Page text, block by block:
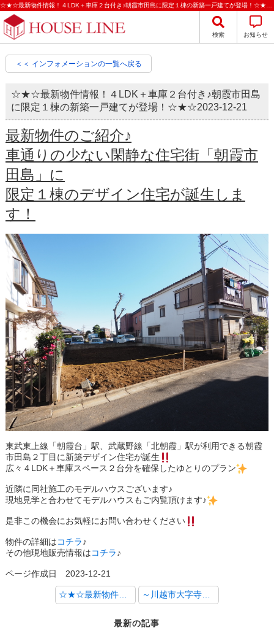
検索 お知らせ
＜＜ インフォメーションの一覧へ戻る
☆★☆最新物件情報！４LDK＋車庫２台付き♪朝霞市田島
に限定１棟の新築一戸建てが登場！☆★☆2023-12-21
最新物件のご紹介♪
車通りの少ない閑静な住宅街「朝霞市
田島」に
限定１棟のデザイン住宅が誕生しま
す！
東武東上線「朝霞台」駅、武蔵野線「北朝霞」駅が利用できる朝霞
市田島２丁目に新築デザイン住宅が誕生
広々４LDK＋車庫スペース２台分を確保したゆとりのプラン
近隣に同社施工のモデルハウスございます♪
現地見学と合わせてモデルハウスもご内覧頂けます♪
是非この機会にお気軽にお問い合わせください
物件の詳細はコチラ♪
その他現地販売情報はコチラ♪
ページ作成日 2023-12-21
☆★☆最新物件情報！お好きな間取りを選べるフリープラン対応！新座市畑中全５区画が登場♪☆★☆ ～川越市大字寺尾 築浅中古一戸建て 弊社売主最新物件のご紹介～
最新の記事